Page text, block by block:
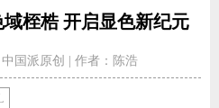
新闻
桎梏 开启显色新纪元
国派原创 | 作者：陈浩